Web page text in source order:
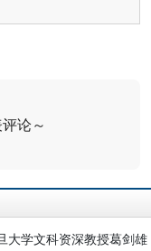
论～
学文科资深教授葛剑雄